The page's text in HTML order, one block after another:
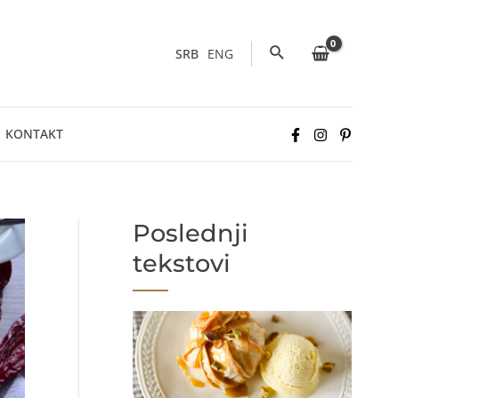
SRB ENG Pretraga
KONTAKT
Poslednji
tekstovi